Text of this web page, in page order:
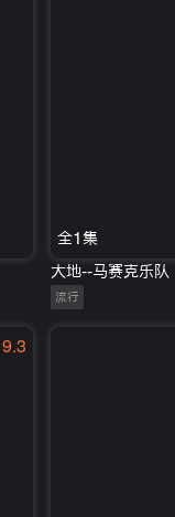
全1集
大地--马赛克乐队
流行
9.3